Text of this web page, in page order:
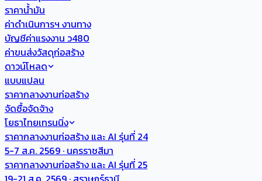
ราคาน้ำมัน
ค่าดำเนินการฯ งานทาง
บัญชีค่าแรงงาน ว480
ค่าขนส่งวัสดุก่อสร้าง
ดาวน์โหลด
แบบแปลน
ราคากลางงานก่อสร้าง
จัดซื้อจัดจ้าง
โยธาไทยเทรนนิ่ง
ราคากลางงานก่อสร้าง และ AI รุ่นที่ 24
5-7 ส.ค. 2569 · นครราชสีมา
ราคากลางงานก่อสร้าง และ AI รุ่นที่ 25